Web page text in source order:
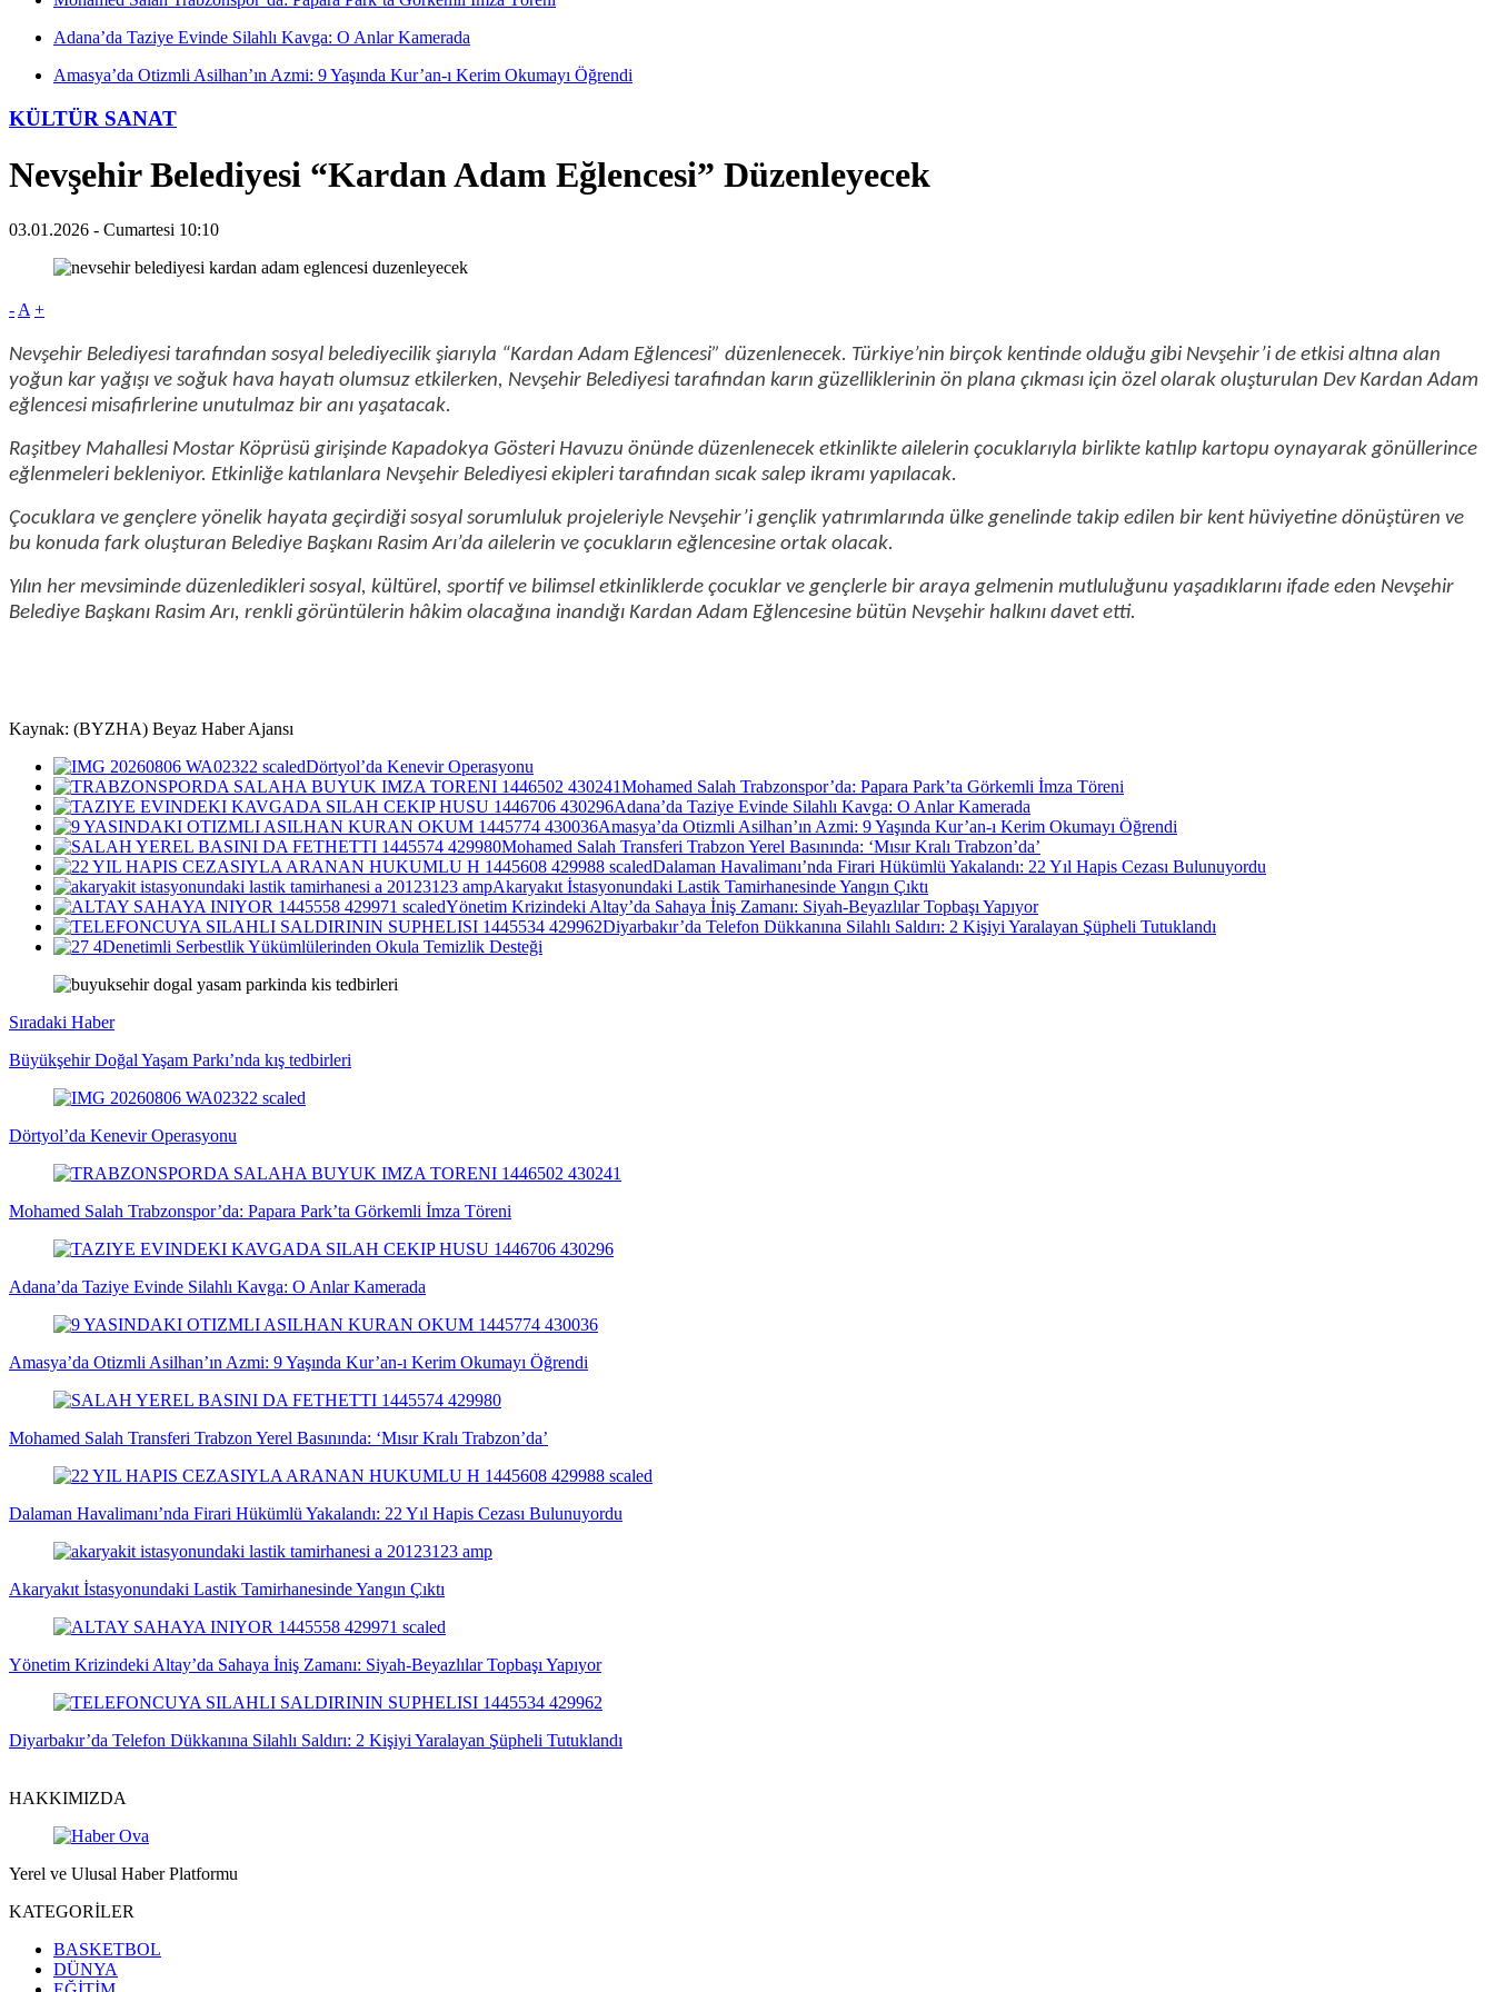
Adana’da Taziye Evinde Silahlı Kavga: O Anlar Kamerada
Amasya’da Otizmli Asilhan’ın Azmi: 9 Yaşında Kur’an-ı Kerim Okumayı Öğrendi
KÜLTÜR SANAT
Nevşehir Belediyesi “Kardan Adam Eğlencesi” Düzenleyecek
03.01.2026 - Cumartesi 10:10
- A +
Nevşehir Belediyesi tarafından sosyal belediyecilik şiarıyla “Kardan Adam Eğlencesi” düzenlenecek. Türkiye’nin birçok kentinde olduğu gibi Nevşehir’i de etkisi altına alan
yoğun kar yağışı ve soğuk hava hayatı olumsuz etkilerken, Nevşehir Belediyesi tarafından karın güzelliklerinin ön plana çıkması için özel olarak oluşturulan Dev Kardan Adam
eğlencesi misafirlerine unutulmaz bir anı yaşatacak.
Raşitbey Mahallesi Mostar Köprüsü girişinde Kapadokya Gösteri Havuzu önünde düzenlenecek etkinlikte ailelerin çocuklarıyla birlikte katılıp kartopu oynayarak gönüllerince
eğlenmeleri bekleniyor. Etkinliğe katılanlara Nevşehir Belediyesi ekipleri tarafından sıcak salep ikramı yapılacak.
Çocuklara ve gençlere yönelik hayata geçirdiği sosyal sorumluluk projeleriyle Nevşehir’i gençlik yatırımlarında ülke genelinde takip edilen bir kent hüviyetine dönüştüren ve
bu konuda fark oluşturan Belediye Başkanı Rasim Arı’da ailelerin ve çocukların eğlencesine ortak olacak.
Yılın her mevsiminde düzenledikleri sosyal, kültürel, sportif ve bilimsel etkinliklerde çocuklar ve gençlerle bir araya gelmenin mutluluğunu yaşadıklarını ifade eden Nevşehir
Belediye Başkanı Rasim Arı, renkli görüntülerin hâkim olacağına inandığı Kardan Adam Eğlencesine bütün Nevşehir halkını davet etti.
Kaynak: (BYZHA) Beyaz Haber Ajansı
Dörtyol’da Kenevir Operasyonu
Mohamed Salah Trabzonspor’da: Papara Park’ta Görkemli İmza Töreni
Adana’da Taziye Evinde Silahlı Kavga: O Anlar Kamerada
Amasya’da Otizmli Asilhan’ın Azmi: 9 Yaşında Kur’an-ı Kerim Okumayı Öğrendi
Mohamed Salah Transferi Trabzon Yerel Basınında: ‘Mısır Kralı Trabzon’da’
Dalaman Havalimanı’nda Firari Hükümlü Yakalandı: 22 Yıl Hapis Cezası Bulunuyordu
Akaryakıt İstasyonundaki Lastik Tamirhanesinde Yangın Çıktı
Yönetim Krizindeki Altay’da Sahaya İniş Zamanı: Siyah-Beyazlılar Topbaşı Yapıyor
Diyarbakır’da Telefon Dükkanına Silahlı Saldırı: 2 Kişiyi Yaralayan Şüpheli Tutuklandı
Denetimli Serbestlik Yükümlülerinden Okula Temizlik Desteği
Sıradaki Haber
Büyükşehir Doğal Yaşam Parkı’nda kış tedbirleri
Dörtyol’da Kenevir Operasyonu
Mohamed Salah Trabzonspor’da: Papara Park’ta Görkemli İmza Töreni
Adana’da Taziye Evinde Silahlı Kavga: O Anlar Kamerada
Amasya’da Otizmli Asilhan’ın Azmi: 9 Yaşında Kur’an-ı Kerim Okumayı Öğrendi
Mohamed Salah Transferi Trabzon Yerel Basınında: ‘Mısır Kralı Trabzon’da’
Dalaman Havalimanı’nda Firari Hükümlü Yakalandı: 22 Yıl Hapis Cezası Bulunuyordu
Akaryakıt İstasyonundaki Lastik Tamirhanesinde Yangın Çıktı
Yönetim Krizindeki Altay’da Sahaya İniş Zamanı: Siyah-Beyazlılar Topbaşı Yapıyor
Diyarbakır’da Telefon Dükkanına Silahlı Saldırı: 2 Kişiyi Yaralayan Şüpheli Tutuklandı
HAKKIMIZDA
Yerel ve Ulusal Haber Platformu
KATEGORİLER
BASKETBOL
DÜNYA